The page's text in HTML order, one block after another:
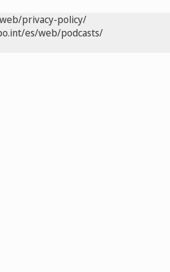
privacy-policy/
es/web/podcasts/